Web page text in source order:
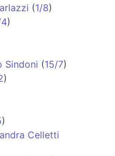
(1/8)
)
Sindoni (15/7)
)
)
Celletti